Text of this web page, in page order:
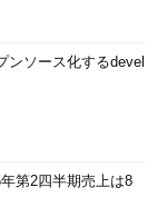
ンソース化するdevel
第2四半期売上は8